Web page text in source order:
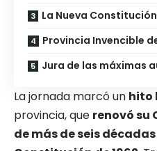
La Nueva
Provincia Invencible
Jura de las máximas
La jornada marcó un hito
provincia, que renovó su
de más de seis